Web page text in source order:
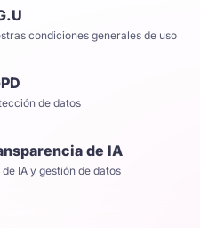
condiciones generales de uso
de datos
de IA
de IA y gestión de datos